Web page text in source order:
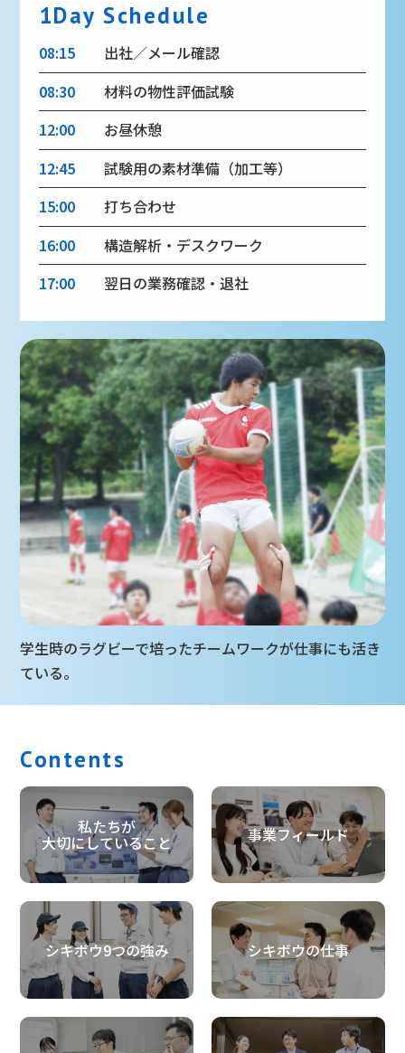
1Day Schedule
08:15
出社／メール確認
08:30
材料の物性評価試験
12:00
お昼休憩
12:45
試験用の素材準備（加工等）
15:00
打ち合わせ
16:00
構造解析・デスクワーク
17:00
翌日の業務確認・退社
学生時のラグビーで培ったチームワークが仕事にも活き
ている。
Contents
私たちが
大切にしていること 事業フィールド
シキボウ9つの強み シキボウの仕事